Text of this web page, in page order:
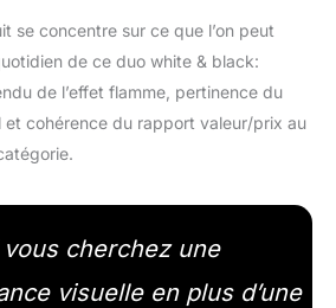
se concentre sur ce que l’on peut
de ce duo white & black:
de l’effet flamme, pertinence du
et cohérence du rapport valeur/prix au
vous cherchez une
visuelle en plus d’une